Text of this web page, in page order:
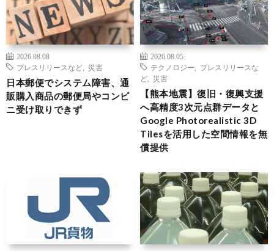
2026.08.08
プレスリリースなど
災害
日本郵便でシステム障害、通
販購入商品の郵便局やコンビ
ニ受け取りできず
2026.08.05
テクノロジー
プレスリリースな
ど
災害
【熊本地震】復旧・復興支援
へ高精度3次元点群データと
Google Photorealistic 3D
Tilesを活用した空間情報を無
償提供